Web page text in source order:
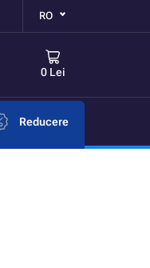
RO
0 Lei
Reducere